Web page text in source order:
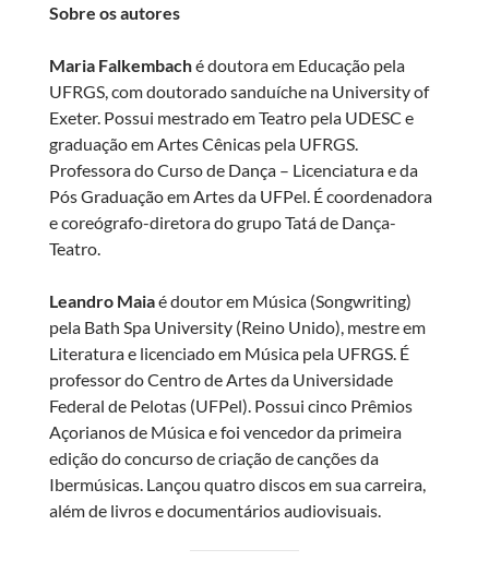
Sobre os autores
Maria Falkembaché doutora em Educação pela
UFRGS, com doutorado sanduíche na University of
Exeter. Possui mestrado em Teatro pela UDESC e
graduação em Artes Cênicas pela UFRGS.
Professora do Curso de Dança – Licenciatura e da
Pós Graduação em Artes da UFPel. É coordenadora
e coreógrafo-diretora do grupo Tatá de Dança-
Teatro.
Leandro Maiaé doutor em Música (Songwriting)
pela Bath Spa University (Reino Unido), mestre em
Literatura e licenciado em Música pela UFRGS. É
professor do Centro de Artes da Universidade
Federal de Pelotas (UFPel). Possui cinco Prêmios
Açorianos de Música e foi vencedor da primeira
edição do concurso de criação de canções da
Ibermúsicas. Lançou quatro discos em sua carreira,
além de livros e documentários audiovisuais.